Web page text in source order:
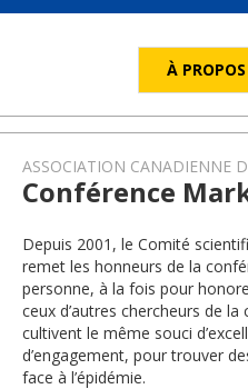
À
ASSOCIATION CANADIENNE
Conférence
Depuis 2001, le Comité
remet les honneurs de la
personne, à la fois pour
ceux d’autres chercheurs de
cultivent le même souci
d’engagement, pour trouver
face à l’épidémie.